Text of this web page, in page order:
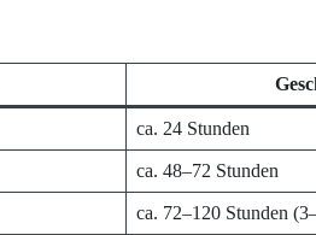
ca. 24 Stunden
ca. 48–72 Stunden
ca. 72–120 Stunden